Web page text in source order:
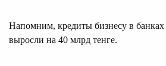
Напомним, кредиты бизнесу в банках
выросли на 40 млрд тенге.